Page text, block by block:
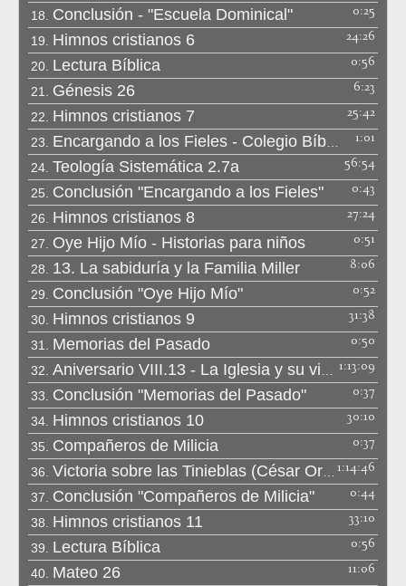
18. Conclusión - "Escuela Dominical" 0:25
19. Himnos cristianos 6 24:26
20. Lectura Bíblica 0:56
21. Génesis 26 6:23
22. Himnos cristianos 7 25:42
23. Encargando a los Fieles - Colegio Bíblico Monte Moriah 1:01
24. Teología Sistemática 2.7a 56:54
25. Conclusión "Encargando a los Fieles" 0:43
26. Himnos cristianos 8 27:24
27. Oye Hijo Mío - Historias para niños 0:51
28. 13. La sabiduría y la Familia Miller 8:06
29. Conclusión "Oye Hijo Mío" 0:52
30. Himnos cristianos 9 31:38
31. Memorias del Pasado 0:50
32. Aniversario VIII.13 - La Iglesia y su visión 1:13:09
33. Conclusión "Memorias del Pasado" 0:37
34. Himnos cristianos 10 30:10
35. Compañeros de Milicia 0:37
36. Victoria sobre las Tinieblas (César Orozco) 1:14:46
37. Conclusión "Compañeros de Milicia" 0:44
38. Himnos cristianos 11 33:10
39. Lectura Bíblica 0:56
40. Mateo 26 11:06